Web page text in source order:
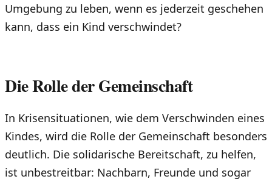
Umgebung zu leben, wenn es jederzeit geschehen
kann, dass ein Kind verschwindet?
Die Rolle der Gemeinschaft
In Krisensituationen, wie dem Verschwinden eines
Kindes, wird die Rolle der Gemeinschaft besonders
deutlich. Die solidarische Bereitschaft, zu helfen,
ist unbestreitbar: Nachbarn, Freunde und sogar